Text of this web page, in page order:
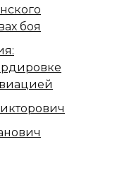
боя